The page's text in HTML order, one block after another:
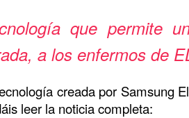
que permite
a los enfermos de
creada por Samsung
leer la noticia completa: